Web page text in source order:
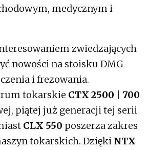
medycznym i
zwiedzających
nowości na stoisku DMG
i frezowania.
tokarskie CTX 2500 | 700
piątej już generacji tej serii
CLX 550 poszerza zakres
tokarskich. Dzięki NTX